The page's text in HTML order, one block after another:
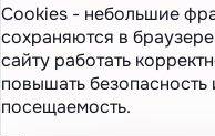
Cookies - небольшие
сохраняются в
сайту работать
повышать безопасность
посещаемость.